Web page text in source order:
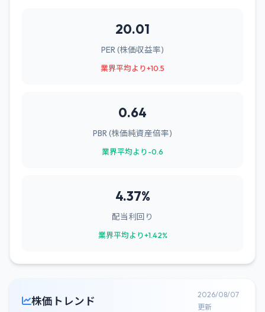
20.01
PER (株価収益率)
業界平均より+10.5
0.64
PBR (株価純資産倍率)
業界平均より-0.6
4.37%
配当利回り
業界平均より+1.42%
株価トレンド
2026/08/07
更新